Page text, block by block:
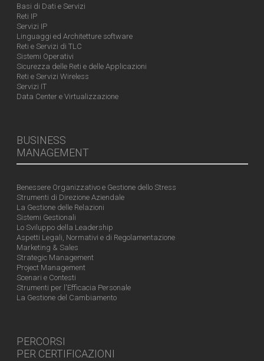
Basi di Dati e Servizi
Reti IP
Servizi IP
Linguaggi ed Architetture software
Reti e Servizi di TLC
Sistemi Operativi
Sicurezza delle Reti e delle Applicazioni
Reti e Servizi Wireless
Servizi IT
Data Center e Virtualizzazione
BUSINESS
MANAGEMENT
Benessere Organizzativo e Gestione dello Stress
Strumenti di Direzione Aziendale
La Gestione delle Relazioni
Sistemi Gestionali
Lo Sviluppo della Leadership
Aspetti Legali, Normativi e di Regolamentazione
Marketing & Sales
Strategic Management
Project Management
Scenari e Contesti
Strumenti per l'Efficacia Personale
La Gestione del Cambiamento
PERCORSI
PER CERTIFICAZIONI